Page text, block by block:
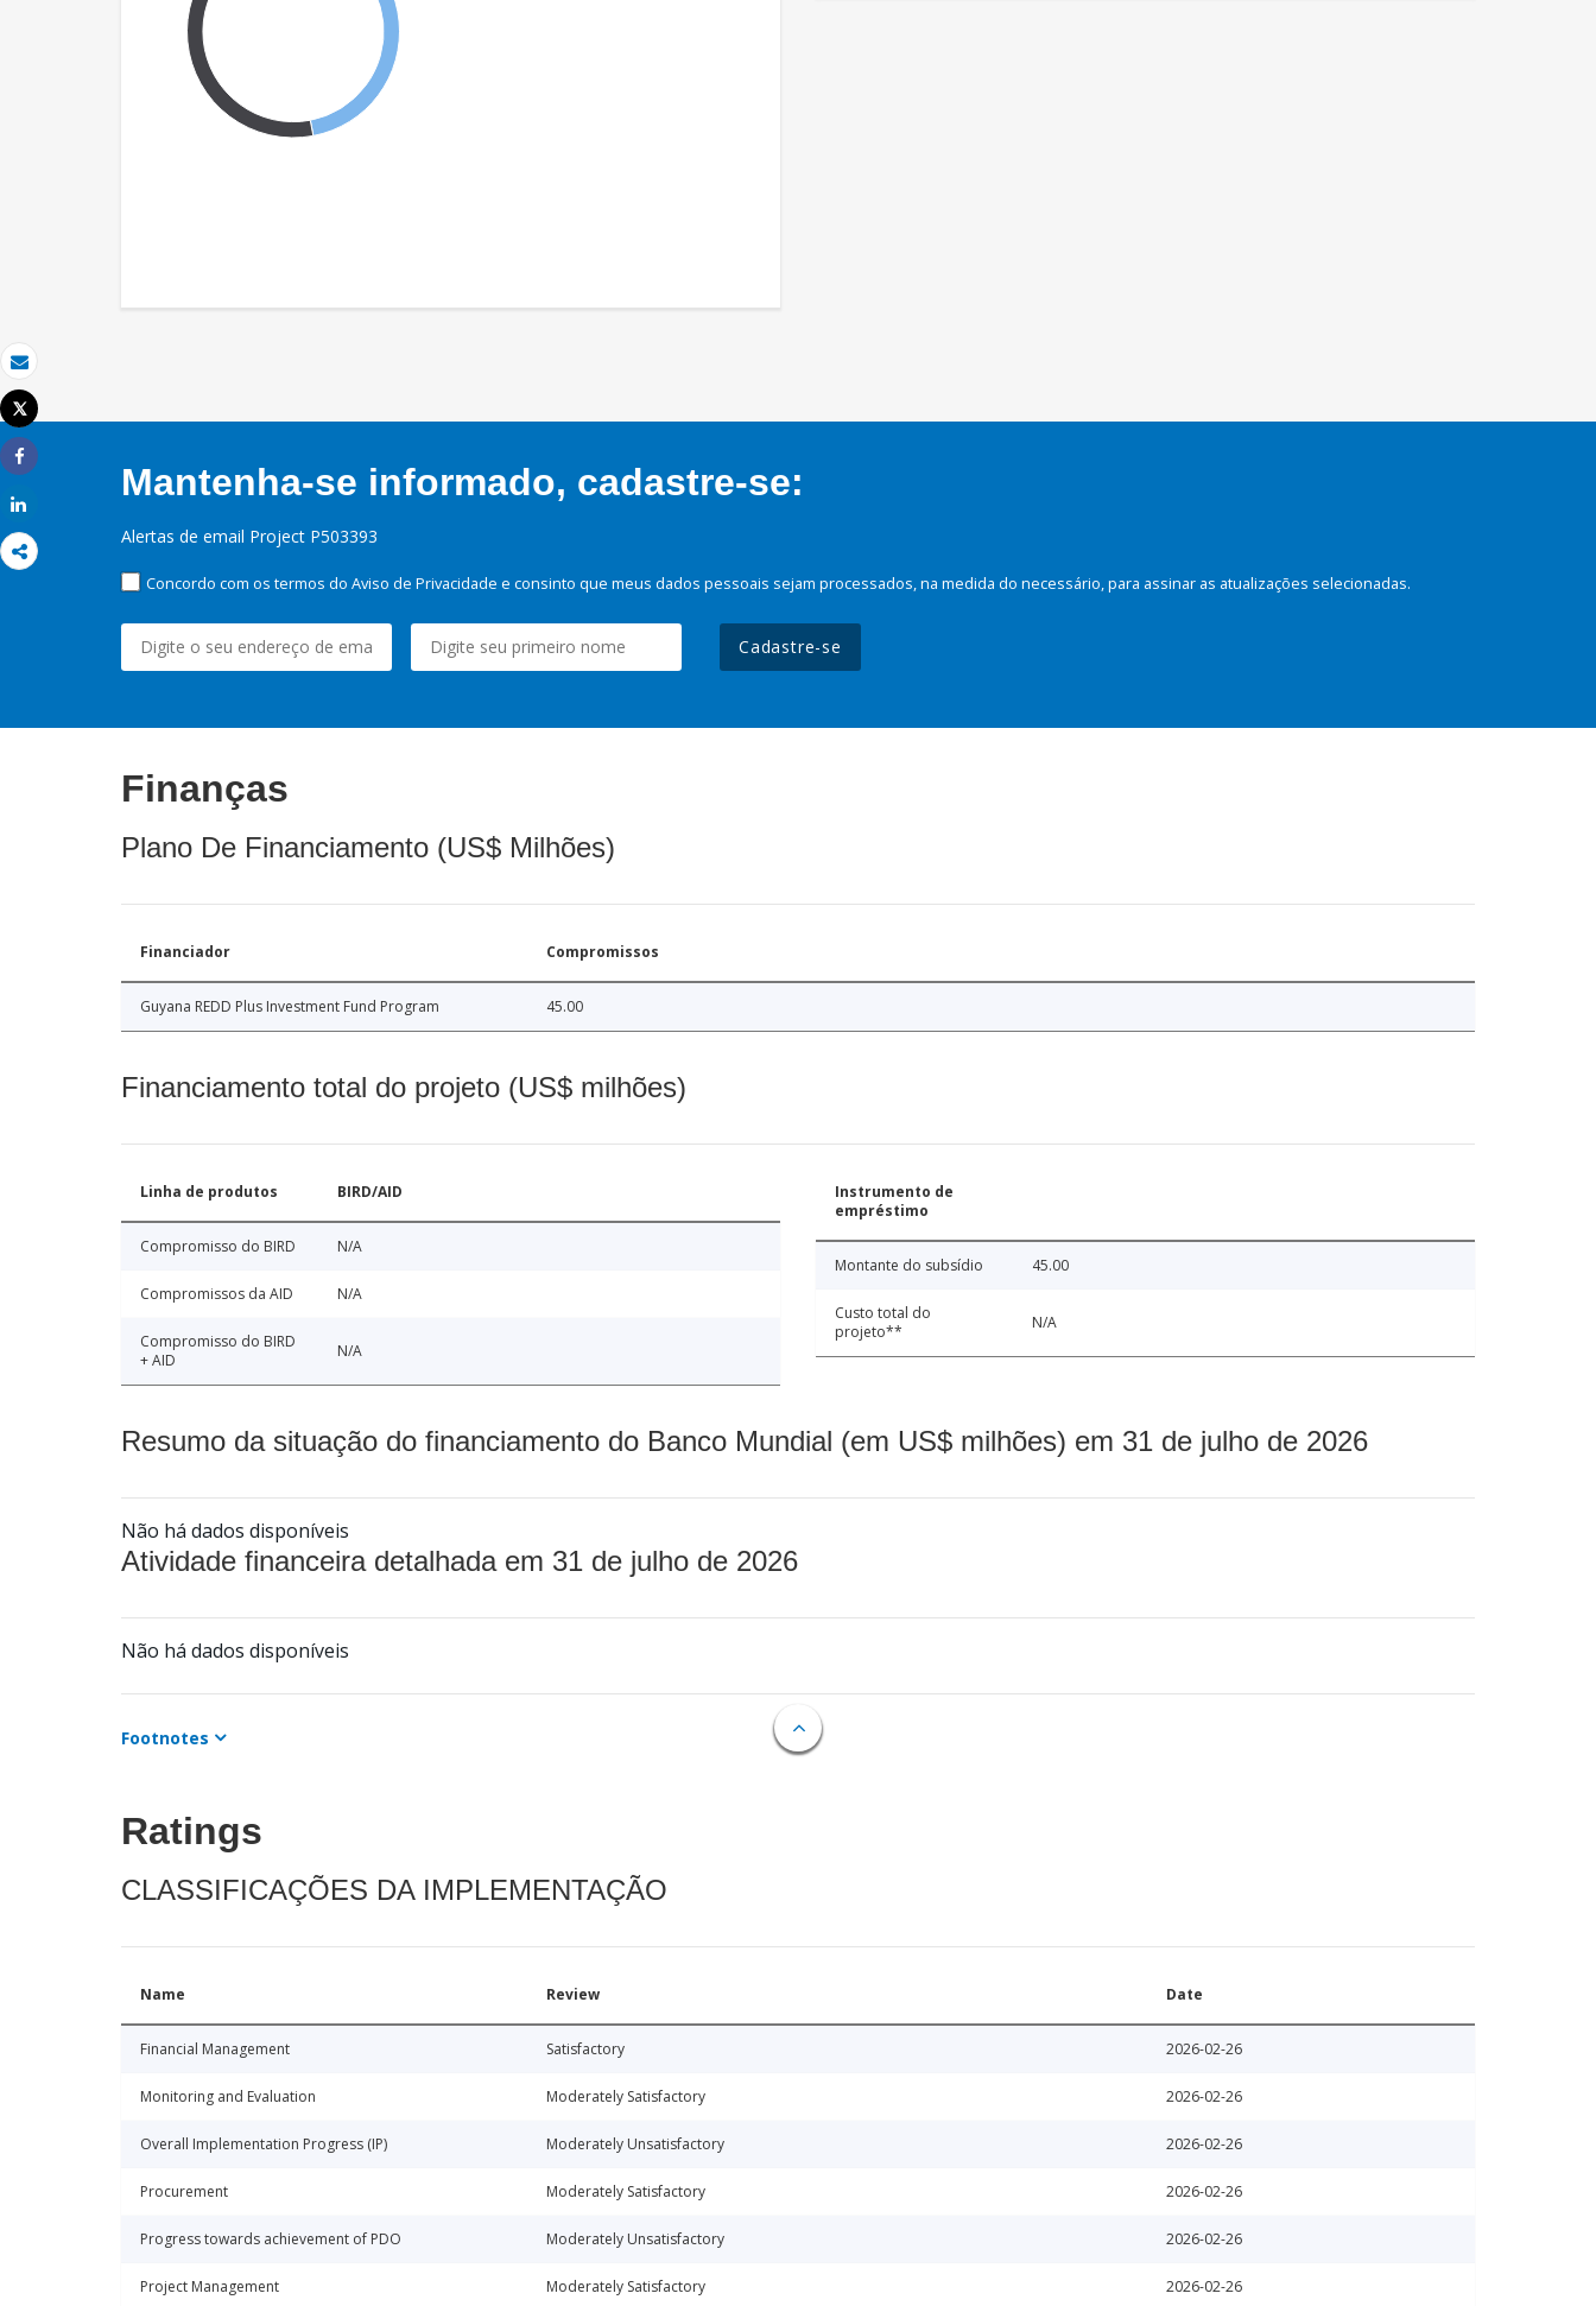
Email
Imprimir
Tweet
Share
Mantenha-se informado, cadastre-se:
Alertas de email Project P503393
Concordo com os termos do Aviso de Privacidade e consinto que meus dados pessoais sejam processados, na medida do necessário, para assinar as atualizações selecionadas.
Cadastre-se
Finanças
Plano De Financiamento (US$ Milhões)
Financiador Compromissos
Guyana REDD Plus Investment Fund Program 45.00
Financiamento total do projeto (US$ milhões)
Linha de produtos BIRD/AID
Compromisso do BIRD N/A
Compromissos da AID N/A
Compromisso do BIRD
+ AID
N/A
Instrumento de
empréstimo
Montante do subsídio 45.00
Custo total do
projeto**
N/A
Resumo da situação do financiamento do Banco Mundial (em US$ milhões) em 31 de julho de 2026
Não há dados disponíveis
Atividade financeira detalhada em 31 de julho de 2026
Não há dados disponíveis
Footnotes
Ratings
CLASSIFICAÇÕES DA IMPLEMENTAÇÃO
Name Review Date
Financial Management Satisfactory 2026-02-26
Monitoring and Evaluation Moderately Satisfactory 2026-02-26
Overall Implementation Progress (IP) Moderately Unsatisfactory 2026-02-26
Procurement Moderately Satisfactory 2026-02-26
Progress towards achievement of PDO Moderately Unsatisfactory 2026-02-26
Project Management Moderately Satisfactory 2026-02-26